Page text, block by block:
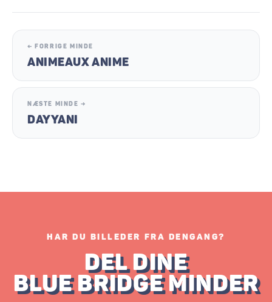
← FORRIGE MINDE
ANIMEAUX ANIME
NÆSTE MINDE →
DAYYANI
HAR DU BILLEDER FRA DENGANG?
DEL DINE
BLUE BRIDGE MINDER